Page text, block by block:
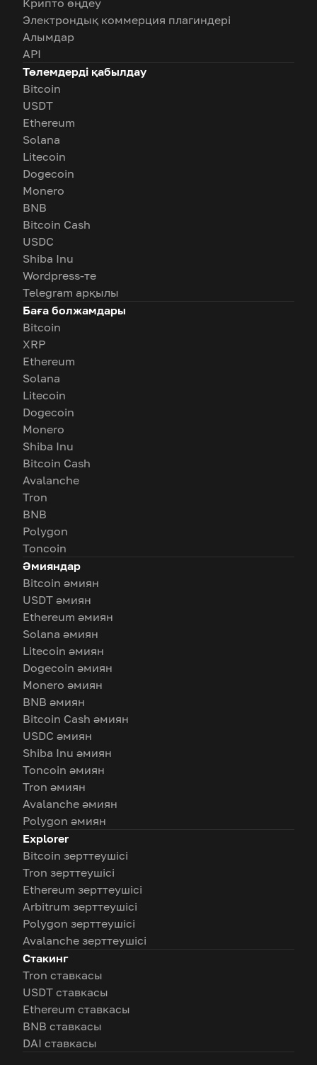
Крипто өңдеу
Электрондық коммерция плагиндері
Алымдар
API
Төлемдерді қабылдау
Bitcoin
USDT
Ethereum
Solana
Litecoin
Dogecoin
Monero
BNB
Bitcoin Cash
USDC
Shiba Inu
Wordpress-те
Telegram арқылы
Баға болжамдары
Bitcoin
XRP
Ethereum
Solana
Litecoin
Dogecoin
Monero
Shiba Inu
Bitcoin Cash
Avalanche
Tron
BNB
Polygon
Toncoin
Әмияндар
Bitcoin әмиян
USDT әмиян
Ethereum әмиян
Solana әмиян
Litecoin әмиян
Dogecoin әмиян
Monero әмиян
BNB әмиян
Bitcoin Cash әмиян
USDC әмиян
Shiba Inu әмиян
Toncoin әмиян
Tron әмиян
Avalanche әмиян
Polygon әмиян
Explorer
Bitcoin зерттеушісі
Tron зерттеушісі
Ethereum зерттеушісі
Arbitrum зерттеушісі
Polygon зерттеушісі
Avalanche зерттеушісі
Стакинг
Tron ставкасы
USDT ставкасы
Ethereum ставкасы
BNB ставкасы
DAI ставкасы